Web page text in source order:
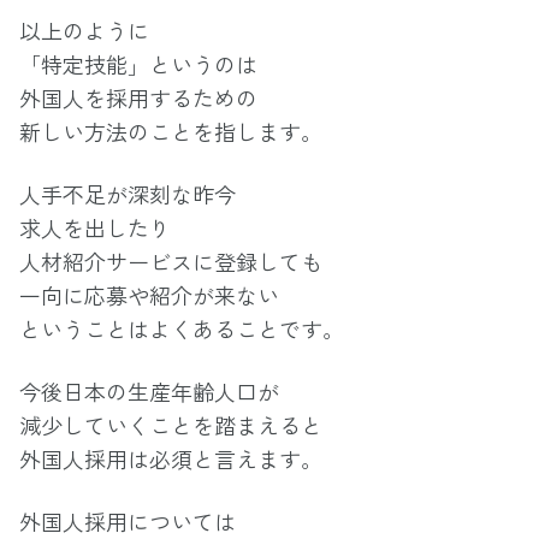
以上のように
「特定技能」というのは
外国人を採用するための
新しい方法のことを指します。
人手不足が深刻な昨今
求人を出したり
人材紹介サービスに登録しても
一向に応募や紹介が来ない
ということはよくあることです。
今後日本の生産年齢人口が
減少していくことを踏まえると
外国人採用は必須と言えます。
外国人採用については